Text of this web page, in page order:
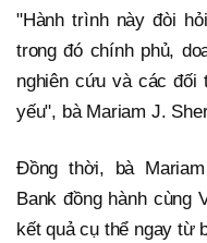
"Hành trình này đòi
trong đó chính phủ,
nghiên cứu và các đối
yếu", bà Mariam J.
Đồng thời, bà
Bank đồng hành cùng
kết quả cụ thể ngay từ